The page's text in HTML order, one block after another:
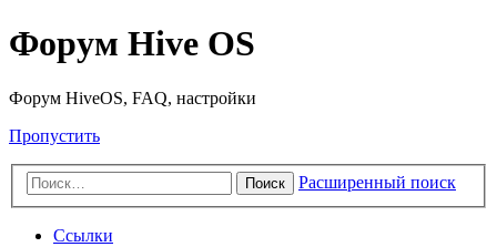
Форум Hive OS
Форум HiveOS, FAQ, настройки
Пропустить
Поиск Расширенный поиск
Ссылки